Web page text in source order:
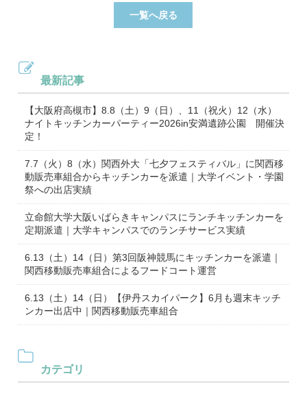
一覧へ戻る
最新記事
【大阪府高槻市】8.8（土）9（日）、11（祝火）12（水）
ナイトキッチンカーパーティー2026in安満遺跡公園 開催決
定！
7.7（火）8（水）関西外大「七夕フェスティバル」に関西移
動販売車組合からキッチンカーを派遣｜大学イベント・学園
祭への出店実績
立命館大学大阪いばらきキャンパスにランチキッチンカーを
定期派遣｜大学キャンパスでのランチサービス実績
6.13（土）14（日）第3回阪神競馬にキッチンカーを派遣｜
関西移動販売車組合によるフードコート運営
6.13（土）14（日）【伊丹スカイパーク】6月も週末キッチ
ンカー出店中｜関西移動販売車組合
カテゴリ